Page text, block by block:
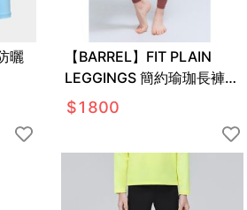
曬
【BARREL】FIT PLAIN
LEGGINGS 簡約瑜珈長褲
#BRICK CHILI
$1800